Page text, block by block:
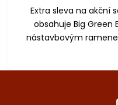
Extra sleva na akční
obsahuje Big Green
nástavbovým